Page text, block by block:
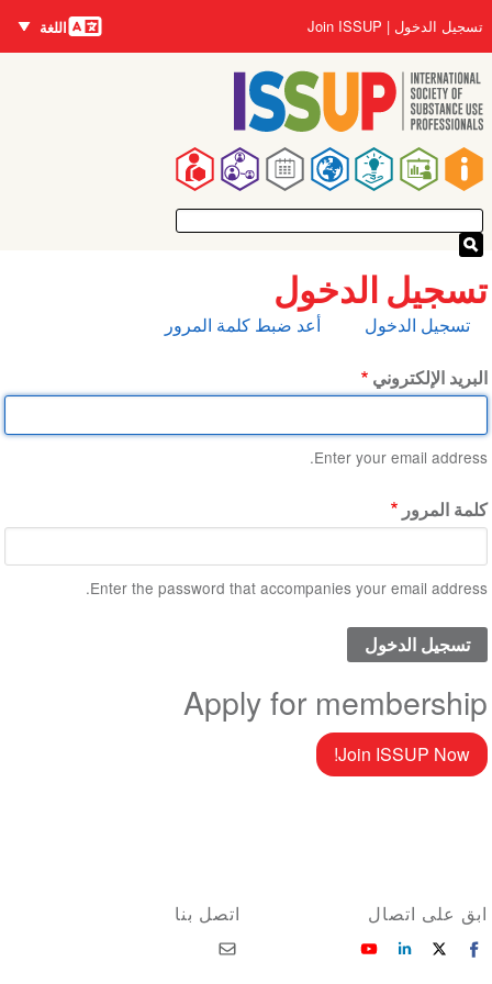
إلى
المحتوى
الرئيسي
Main
navigation
User
account
menu
تسجيل الدخول Join ISSUP اللغات
اللغة
تسجيل الدخول
التبويبات
الأساسية
تسجيل الدخول أعد ضبط كلمة المرور
البريد الإلكتروني
Enter your email address.
كلمة المرور
Enter the password that accompanies your email address.
Apply for membership
Join ISSUP Now!
اتصل بنا ابق على اتصال